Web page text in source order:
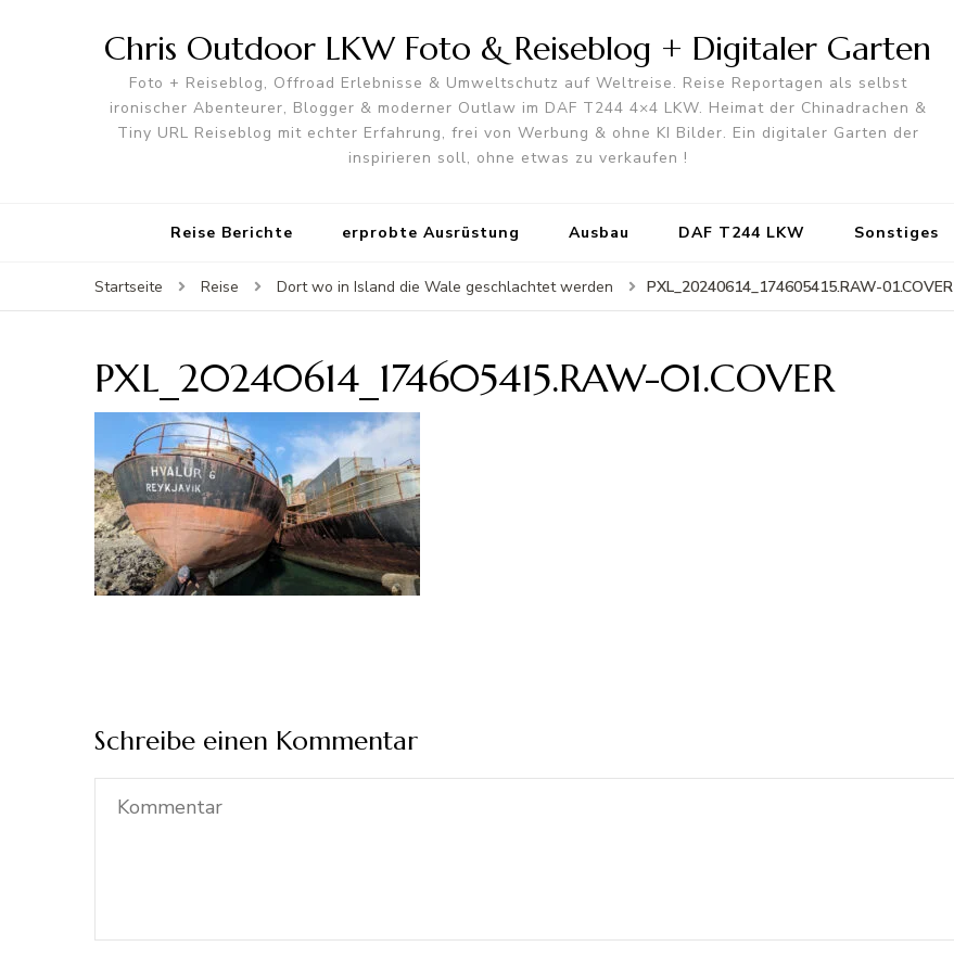
Chris Outdoor LKW Foto & Reiseblog + Digitaler Garten
Foto + Reiseblog, Offroad Erlebnisse & Umweltschutz auf Weltreise. Reise Reportagen als selbst
ironischer Abenteurer, Blogger & moderner Outlaw im DAF T244 4×4 LKW. Heimat der Chinadrachen &
Tiny URL Reiseblog mit echter Erfahrung, frei von Werbung & ohne KI Bilder. Ein digitaler Garten der
inspirieren soll, ohne etwas zu verkaufen !
Reise Berichte erprobte Ausrüstung Ausbau DAF T244 LKW Sonstiges
Startseite Reise Dort wo in Island die Wale geschlachtet werden PXL_20240614_174605415.RAW-01.COVER
PXL_20240614_174605415.RAW-01.COVER
Schreibe einen Kommentar